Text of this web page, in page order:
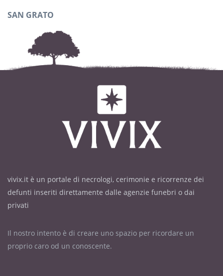
SAN GRATO
vivix.it è un portale di necrologi, cerimonie e ricorrenze dei
defunti inseriti direttamente dalle agenzie funebri o dai
privati
Il nostro intento è di creare uno spazio per ricordare un
proprio caro od un conoscente.